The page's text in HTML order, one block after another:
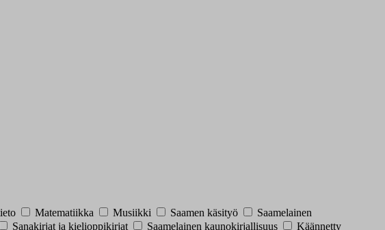
Matematiikka Musiikki Saamen käsityö
Saamelainen
Sanakirjat ja kielioppikirjat Saamelainen kaunokirjallisuus Käännetty